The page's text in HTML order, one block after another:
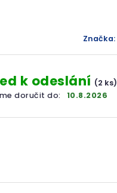
Značka:
k odeslání (2 ks)
doručit do:
10.8.2026